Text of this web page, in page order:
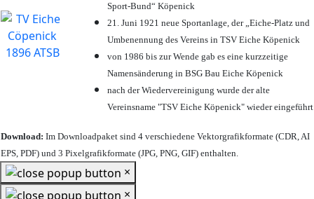
Sport-Bund“ Köpenick
21. Juni 1921 neue Sportanlage, der „Eiche-Platz und
Umbenennung des Vereins in TSV Eiche Köpenick
von 1986 bis zur Wende gab es eine kurzzeitige
Namensänderung in BSG Bau Eiche Köpenick
nach der Wiedervereinigung wurde der alte
Vereinsname "TSV Eiche Köpenick" wieder eingeführt
Download: Im Downloadpaket sind 4 verschiedene Vektorgrafikformate (CDR, AI
EPS, PDF) und 3 Pixelgrafikformate (JPG, PNG, GIF) enthalten.
×
×